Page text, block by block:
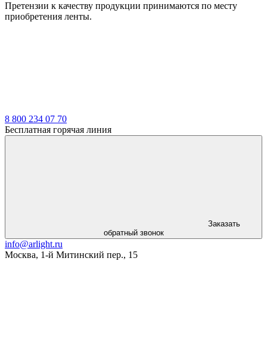
Претензии к качеству продукции принимаются по месту
приобретения ленты.
8 800 234 07 70
Бесплатная горячая линия
Заказать
обратный звонок
info@arlight.ru
Москва, 1-й Митинский пер., 15